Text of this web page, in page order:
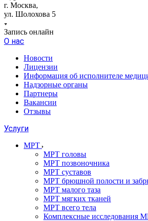
г. Москва,
ул. Шолохова 5
Запись онлайн
О нас
Новости
Лицензии
Информация об исполнителе
Надзорные органы
Партнеры
Вакансии
Отзывы
Услуги
МРТ
МРТ головы
МРТ позвоночника
МРТ суставов
МРТ брюшной полости и
МРТ малого таза
МРТ мягких тканей
МРТ всего тела
Комплексные исследования